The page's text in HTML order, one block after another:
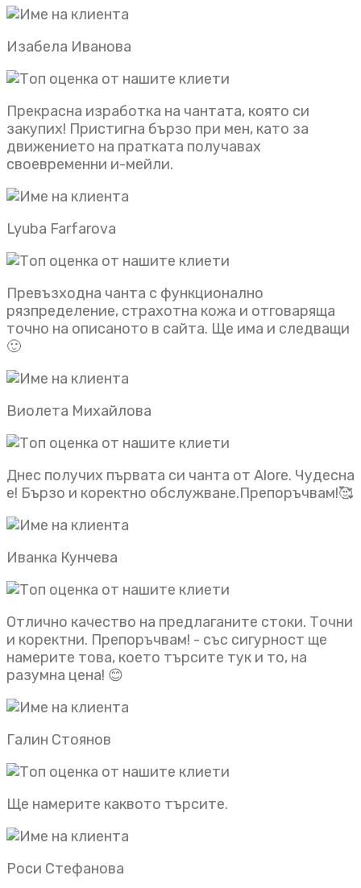
Изабела Иванова
Прекрасна изработка на чантата, която си
закупих! Пристигна бързо при мен, като за
движението на пратката получавах
своевременни и-мейли.
Lyuba Farfarova
Превъзходна чанта с функционално
рязпределение, страхотна кожа и отговаряща
точно на описаното в сайта. Ще има и следващи
🙂
Виолета Михайлова
Днес получих първата си чанта от Alore. Чудесна
е! Бързо и коректно обслужване.Препоръчвам!🥰
Иванка Кунчева
Отлично качество на предлаганите стоки. Точни
и коректни. Препоръчвам! - със сигурност ще
намерите това, което търсите тук и то, на
разумна цена! 😊
Галин Стоянов
Ще намерите каквото търсите.
Роси Стефанова